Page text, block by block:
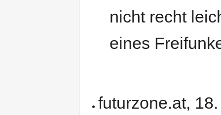
nicht recht
eines
futurzone.at,